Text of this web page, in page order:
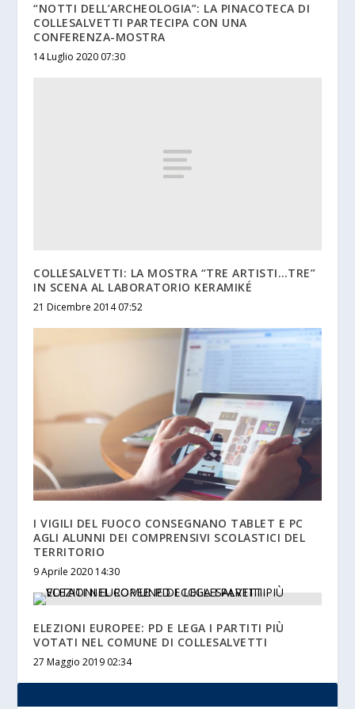
“NOTTI DELL’ARCHEOLOGIA”: LA PINACOTECA DI
COLLESALVETTI PARTECIPA CON UNA
CONFERENZA-MOSTRA
14 Luglio 2020 07:30
COLLESALVETTI: LA MOSTRA “TRE ARTISTI…TRE”
IN SCENA AL LABORATORIO KERAMIKÉ
21 Dicembre 2014 07:52
I VIGILI DEL FUOCO CONSEGNANO TABLET E PC
AGLI ALUNNI DEI COMPRENSIVI SCOLASTICI DEL
TERRITORIO
9 Aprile 2020 14:30
ELEZIONI EUROPEE: PD E LEGA I PARTITI PIÙ
VOTATI NEL COMUNE DI COLLESALVETTI
27 Maggio 2019 02:34